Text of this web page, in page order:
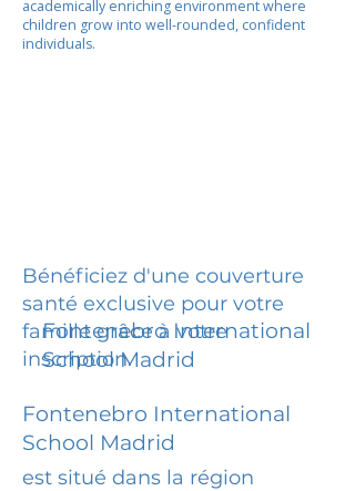
academically enriching environment where
children grow into well-rounded, confident
individuals.
Bénéficiez d'une couverture
santé exclusive pour votre
famille grâce à votre
inscription.
Fontenebro International
School Madrid
Fontenebro International
School Madrid
est situé dans la région